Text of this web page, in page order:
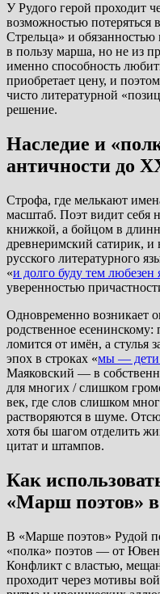
У Рудого герой проходит
возможностью потеряться
Стрельца» и
в пользу марша, но не из
именно способность
приобретает цену, и
чисто литературной
решение.
Наследие и
античности до
Строфа, где мелькают
масштаб. Поэт видит себя
книжкой, а бойцом в
древнеримский сатирик, и
русского литературного
«и долго буду тем любезен
уверенностью
Одновременно возникает
родственное есенинскому:
ломится от имён, а стулья
эпох в строках «мы — дети
Маяковский — в
для многих / слишком
век, где слов слишком
растворяются в шуме.
хотя бы шагом отделить
цитат и штампов.
Как
«Марш поэтов»
В «Марше поэтов» Рудой
«полка» поэтов — от
Конфликт с властью,
проходит через мотивы